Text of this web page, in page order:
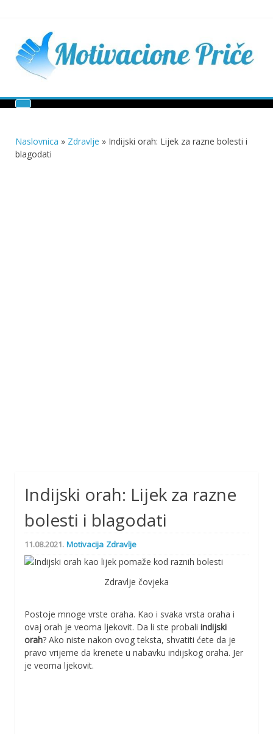
Motivacione Priče
Naslovnica » Zdravlje » Indijski orah: Lijek za razne bolesti i
blagodati
Indijski orah: Lijek za razne
bolesti i blagodati
11.08.2021. Motivacija Zdravlje
Zdravlje čovjeka
Postoje mnoge vrste oraha. Kao i svaka vrsta oraha i
ovaj orah je veoma ljekovit. Da li ste probali indijski
orah? Ako niste nakon ovog teksta, shvatiti ćete da je
pravo vrijeme da krenete u nabavku indijskog oraha. Jer
je veoma ljekovit.